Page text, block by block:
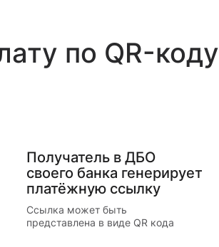
по QR-коду
Получатель в ДБО
своего банка генерирует
платёжную ссылку
Ссылка может быть
представлена в виде QR кода